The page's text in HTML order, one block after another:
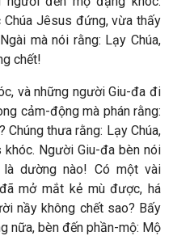
Jêsus đứng, vừa thấy
mà nói rằng: Lạy Chúa,
chết!
và những người Giu-đa đi
cảm-động mà phán rằng:
thưa rằng: Lạy Chúa,
Người Giu-đa bèn nói
là dường nào! Có một vài
mở mắt kẻ mù được, há
nầy không chết sao? Bấy
nữa, bèn đến phần-mộ: Mộ